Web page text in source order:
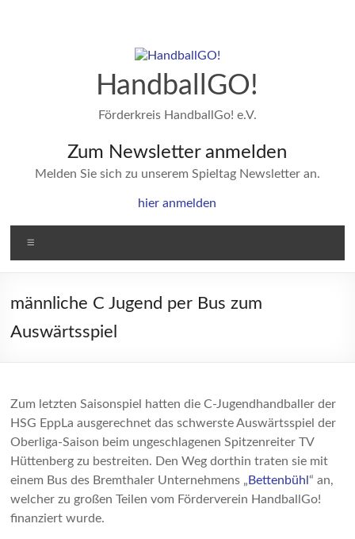
HandballGO!
Förderkreis HandballGo! e.V.
Zum Newsletter anmelden
Melden Sie sich zu unserem Spieltag Newsletter an.
hier anmelden
männliche C Jugend per Bus zum
Auswärtsspiel
Zum letzten Saisonspiel hatten die C-Jugendhandballer der
HSG EppLa ausgerechnet das schwerste Auswärtsspiel der
Oberliga-Saison beim ungeschlagenen Spitzenreiter TV
Hüttenberg zu bestreiten. Den Weg dorthin traten sie mit
einem Bus des Bremthaler Unternehmens „ Bettenbühl “ an,
welcher zu großen Teilen vom Förderverein HandballGo!
finanziert wurde.